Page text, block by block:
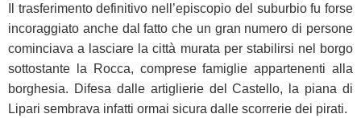
Il trasferimento definitivo nell’episcopio del suburbio fu forse
incoraggiato anche dal fatto che un gran numero di persone
cominciava a lasciare la città murata per stabilirsi nel borgo
sottostante la Rocca, comprese famiglie appartenenti alla
borghesia. Difesa dalle artiglierie del Castello, la piana di
Lipari sembrava infatti ormai sicura dalle scorrerie dei pirati.